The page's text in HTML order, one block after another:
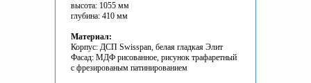
высота: 1055 мм
глубина: 410 мм
Материал:
Корпус: ДСП Swisspan, белая гладкая Элит
Фасад: МДФ рисованное, рисунок трафаретный
с фрезированым патинированием